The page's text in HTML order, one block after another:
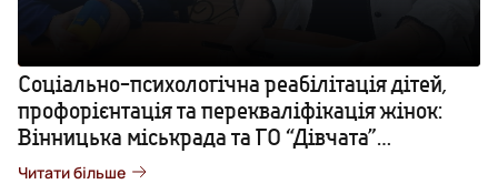
Соціально-психологічна реабілітація дітей,
профорієнтація та перекваліфікація жінок:
Вінницька міськрада та ГО “Дівчата”
підписали Меморандум про співпрацю
Читати більше